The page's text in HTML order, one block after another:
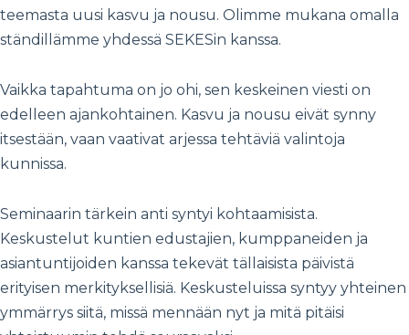
teemasta uusi kasvu ja nousu. Olimme mukana omalla
ständillämme yhdessä SEKESin kanssa.
Vaikka tapahtuma on jo ohi, sen keskeinen viesti on
edelleen ajankohtainen. Kasvu ja nousu eivät synny
itsestään, vaan vaativat arjessa tehtäviä valintoja
kunnissa.
Seminaarin tärkein anti syntyi kohtaamisista.
Keskustelut kuntien edustajien, kumppaneiden ja
asiantuntijoiden kanssa tekevät tällaisista päivistä
erityisen merkityksellisiä. Keskusteluissa syntyy yhteinen
ymmärrys siitä, missä mennään nyt ja mitä pitäisi